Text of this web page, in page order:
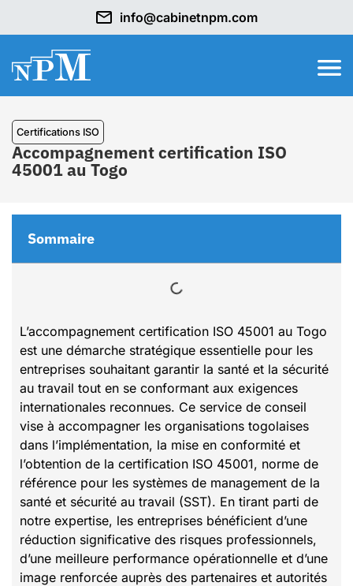
info@cabinetnpm.com
Certifications ISO
Accompagnement certification ISO
45001 au Togo
L’accompagnement certification ISO 45001 au Togo
est une démarche stratégique essentielle pour les
entreprises souhaitant garantir la santé et la sécurité
au travail tout en se conformant aux exigences
internationales reconnues. Ce service de conseil
vise à accompagner les organisations togolaises
dans l’implémentation, la mise en conformité et
l’obtention de la certification ISO 45001, norme de
référence pour les systèmes de management de la
santé et sécurité au travail (SST). En tirant parti de
notre expertise, les entreprises bénéficient d’une
réduction significative des risques professionnels,
d’une meilleure performance opérationnelle et d’une
image renforcée auprès des partenaires et autorités
Sommaire